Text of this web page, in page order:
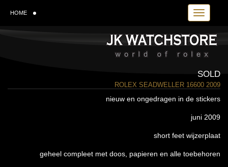
Toggle
HOME
SOLD
ROLEX SEADWELLER 16600 2009
nieuw en ongedragen in de stickers
juni 2009
short feet wijzerplaat
geheel compleet met doos, papieren en alle toebehoren